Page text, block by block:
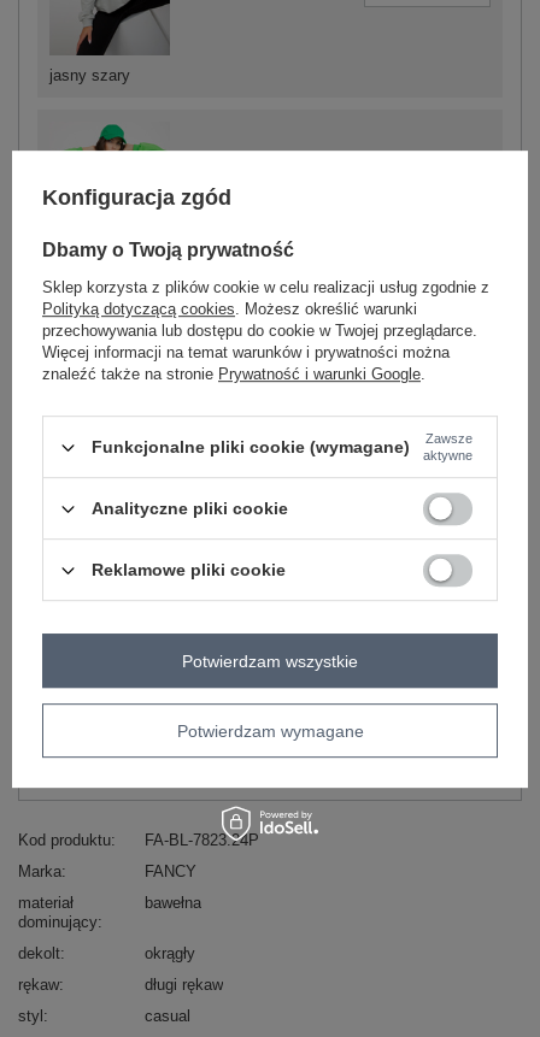
jasny szary
jasny zielony
One size
One size 2016103223510 +
Zobacz wszystkie kolory (+4)
ZALOGUJ SIĘ I ZOBACZ CENĘ
Masz pytanie? Chętnie pomożemy.
Kod produktu
FA-BL-7823.24P
Marka
FANCY
materiał
dominujący
bawełna
dekolt
okrągły
rękaw
długi rękaw
styl
casual
Konfiguracja zgód
Dbamy o Twoją prywatność
Sklep korzysta z plików cookie w celu realizacji usług zgodnie z
Polityką dotyczącą cookies. Możesz określić warunki
przechowywania lub dostępu do cookie w Twojej przeglądarce.
Więcej informacji na temat warunków i prywatności można
znaleźć także na stronie Prywatność i warunki Google.
Funkcjonalne pliki cookie (wymagane)
Zawsze
aktywne
Analityczne pliki cookie
Reklamowe pliki cookie
Potwierdzam wymagane
Potwierdzam wszystkie